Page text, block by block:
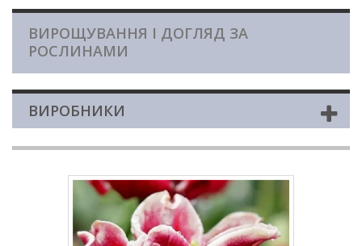
ВИРОЩУВАННЯ І ДОГЛЯД ЗА
РОСЛИНАМИ
ВИРОБНИКИ